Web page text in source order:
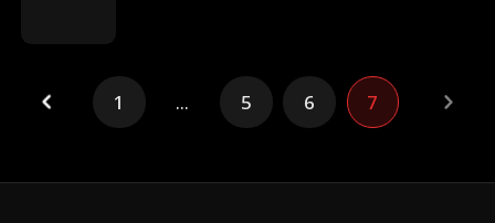
maneiras possíveis, enfrentando obstáculos
no caminho para a felicidade, ela descobre
que ele é o homem com quem ela teve um
caso de uma noite anos atrás, e é o pai
1 ... 5 6 7